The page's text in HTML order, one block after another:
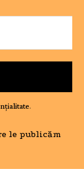
.
le publicăm